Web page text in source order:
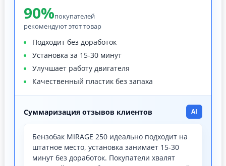
90%покупателей
рекомендуют этот товар
Подходит без доработок
Установка за 15-30 минут
Улучшает работу двигателя
Качественный пластик без запаха
Суммаризация отзывов клиентов AI
Бензобак MIRAGE 250 идеально подходит на
штатное место, установка занимает 15-30
минут без доработок. Покупатели хвалят